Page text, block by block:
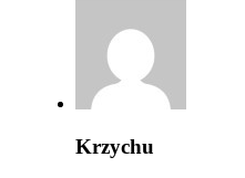
Krzychu